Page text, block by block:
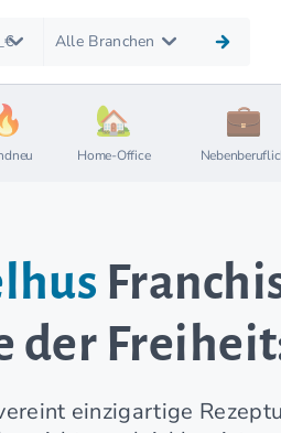
Alle Branchen
Home-Office
der
einzigartige